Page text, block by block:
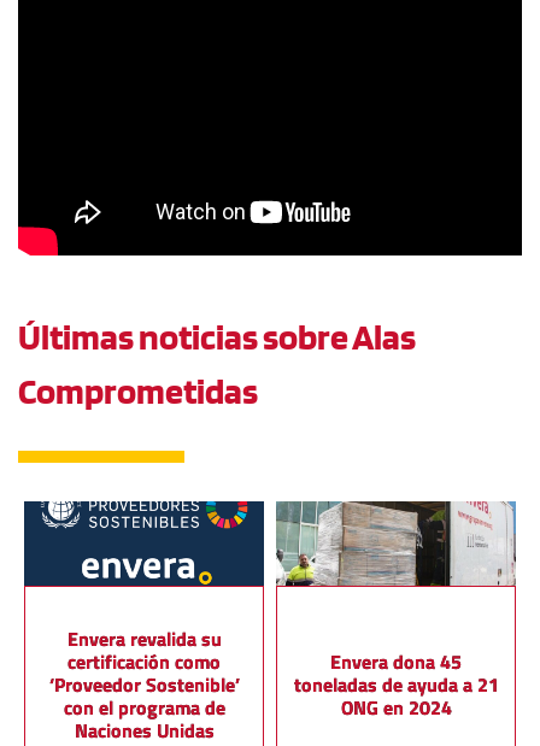
Últimas noticias sobre Alas
Comprometidas
Envera revalida su
certificación como
‘Proveedor Sostenible’
con el programa de
Naciones Unidas
Envera dona 45
toneladas de ayuda a 21
ONG en 2024